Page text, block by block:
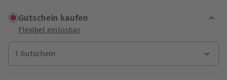
Gutschein kaufen
Flexibel einlösbar
1 Gutschein
1 Gutschein
1 Gutschein